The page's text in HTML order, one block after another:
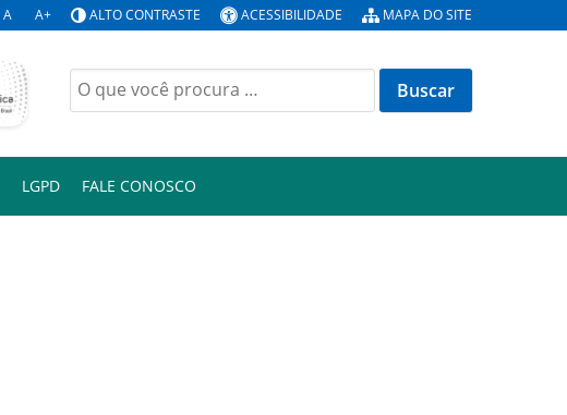
A A+ ALTO CONTRASTE ACESSIBILIDADE MAPA DO SITE
Buscar
por:
LGPD FALE CONOSCO